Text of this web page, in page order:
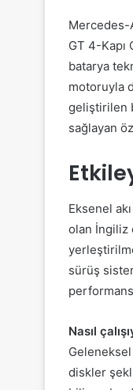
Mercedes-
GT 4-Kapı
batarya
motoruyla
geliştirilen
sağlayan
Eksenel
olan İngiliz
sürüş
Nasıl çalışı
diskler